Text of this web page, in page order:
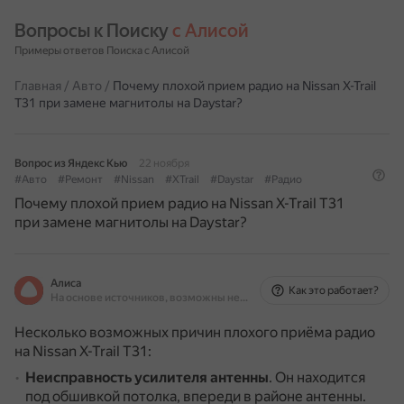
Вопросы к Поиску с Алисой
Примеры ответов Поиска с Алисой
Главная / Авто / Почему плохой прием радио на Nissan X-Trail
Т31 при замене магнитолы на Daystar?
Вопрос из Яндекс Кью
22 ноября
#Авто
#Ремонт #Nissan #XTrail #Daystar #Радио
Почему плохой прием радио на Nissan X-Trail Т31
при замене магнитолы на Daystar?
Алиса
На основе источников, возможны неточности
Как это работает?
Несколько возможных причин плохого приёма радио
на Nissan X-Trail T31:
Неисправность усилителя антенны. Он находится
под обшивкой потолка, впереди в районе антенны.